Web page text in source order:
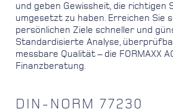
und geben Gewissheit, die richtigen
umgesetzt zu haben. Erreichen Sie
persönlichen Ziele schneller und
Standardisierte Analyse,
messbare Qualität – die FORMAXX
Finanzberatung.
DIN-NORM 77230